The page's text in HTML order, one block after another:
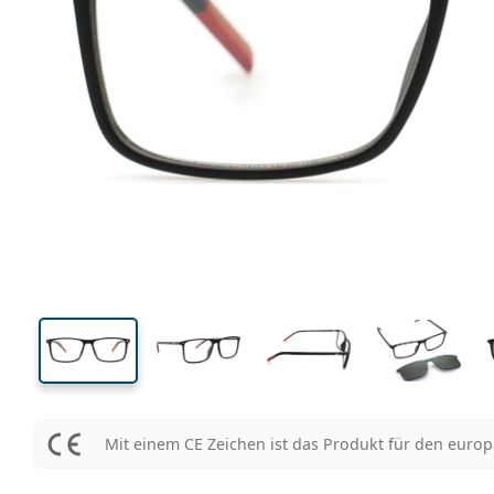
Brillenbreite
37 mm
Glashöhe Glasbreite
Glasbreite
Mit einem CE Zeichen ist das Produkt für den